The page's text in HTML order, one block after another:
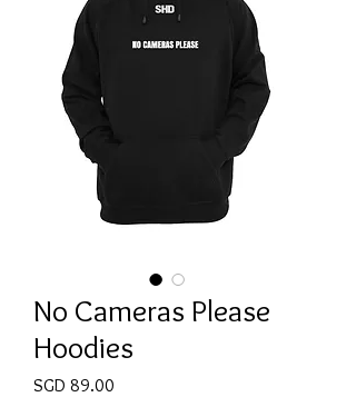
No Cameras Please
Hoodies
SGD 89.00